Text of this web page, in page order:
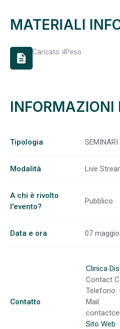
MATERIALI
description Caricato: il Peso:
INFORMAZIONI
Tipologia SEMINARI
Modalità Live
A chi è rivolto
l'evento?
Pubblico
Data e ora 07
Contatto
Clinica
Contact
Telefono:
Mail:
Sito Web